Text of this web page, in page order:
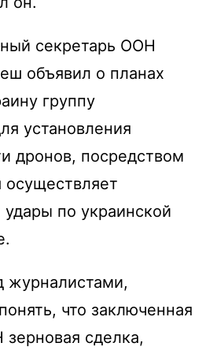
секретарь ООН
объявил о планах
группу
установления
дронов, посредством
осуществляет
по украинской
журналистами,
что заключенная
сделка,